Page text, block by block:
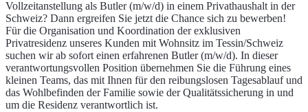
Vollzeitanstellung als Butler (m/w/d) in einem Privathaushalt in der
Schweiz? Dann ergreifen Sie jetzt die Chance sich zu bewerben!
Für die Organisation und Koordination der exklusiven
Privatresidenz unseres Kunden mit Wohnsitz im Tessin/Schweiz
suchen wir ab sofort einen erfahrenen Butler (m/w/d). In dieser
verantwortungsvollen Position übernehmen Sie die Führung eines
kleinen Teams, das mit Ihnen für den reibungslosen Tagesablauf und
das Wohlbefinden der Familie sowie der Qualitätssicherung in und
um die Residenz verantwortlich ist.